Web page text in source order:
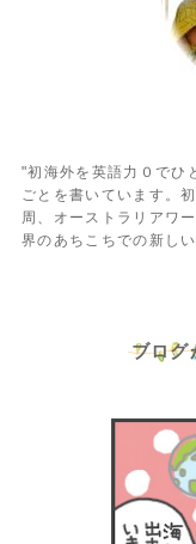
"初海外を英語力０でひ
ごとを書いています。
周、オーストラリアワ
界のあちこちでの新し
ブログ